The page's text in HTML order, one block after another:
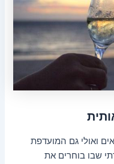
ואולי גם המועדפת
שבו בוחרים את